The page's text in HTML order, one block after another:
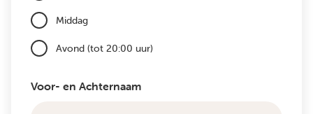
Middag
Avond (tot 20:00 uur)
Voor- en Achternaam